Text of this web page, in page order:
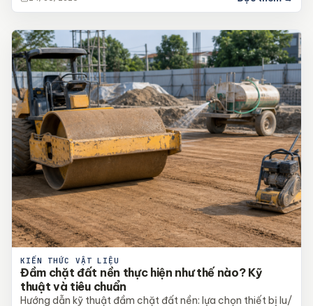
KIẾN THỨC VẬT LIỆU
Đầm chặt đất nền thực hiện như thế nào? Kỹ
thuật và tiêu chuẩn
Hướng dẫn kỹ thuật đầm chặt đất nền: lựa chọn thiết bị lu/